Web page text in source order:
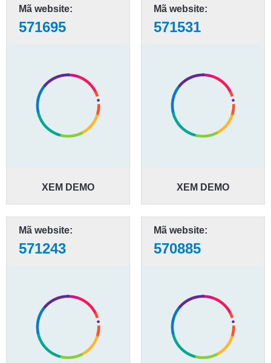
Mã website:
571695
XEM DEMO
Mã website:
571531
XEM DEMO
Mã website:
571243
Mã website:
570885